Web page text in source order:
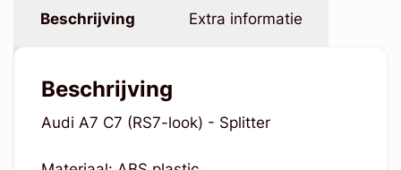
Beschrijving Extra informatie
Beschrijving
Audi A7 C7 (RS7-look) - Splitter